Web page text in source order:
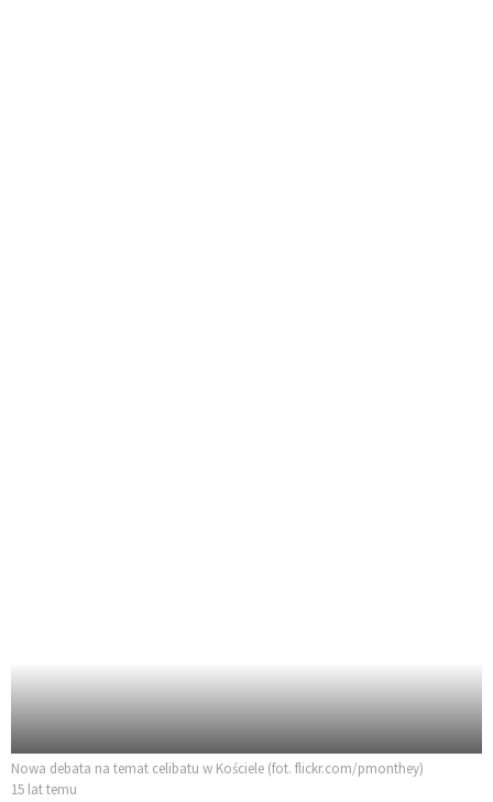
Nowa debata na temat celibatu w Kościele (fot. flickr.com/pmonthey)
15 lat temu